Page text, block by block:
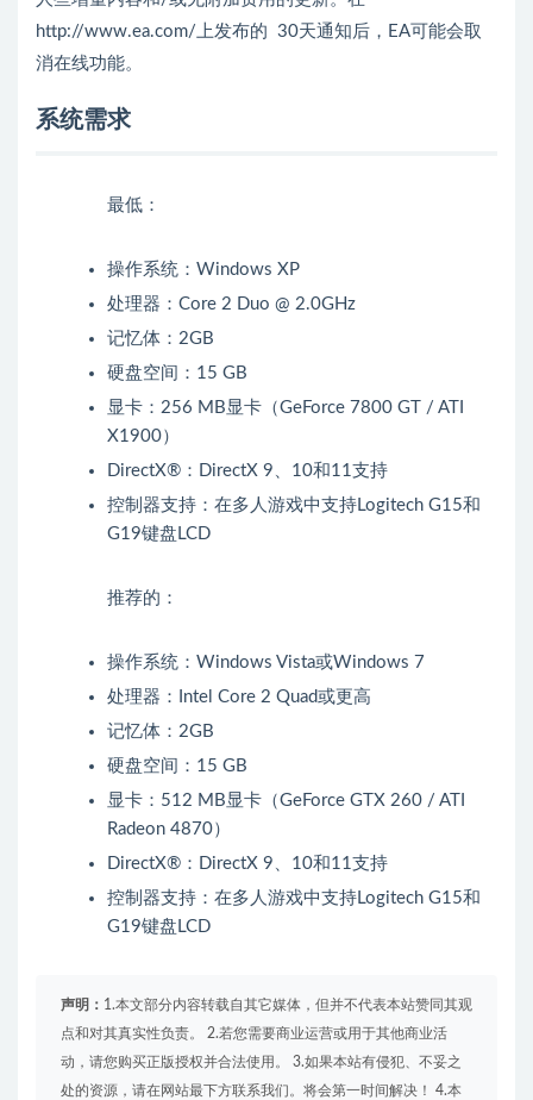
http://www.ea.com/上发布的 30天通知后，EA可能会取
消在线功能。
系统需求
最低：
操作系统：Windows XP
处理器：Core 2 Duo @ 2.0GHz
记忆体：2GB
硬盘空间：15 GB
显卡：256 MB显卡（GeForce 7800 GT / ATI
X1900）
DirectX®：DirectX 9、10和11支持
控制器支持：在多人游戏中支持Logitech G15和
G19键盘LCD
推荐的：
操作系统：Windows Vista或Windows 7
处理器：Intel Core 2 Quad或更高
记忆体：2GB
硬盘空间：15 GB
显卡：512 MB显卡（GeForce GTX 260 / ATI
Radeon 4870）
DirectX®：DirectX 9、10和11支持
控制器支持：在多人游戏中支持Logitech G15和
G19键盘LCD
声明： 1.本文部分内容转载自其它媒体，但并不代表本站赞同其观
点和对其真实性负责。 2.若您需要商业运营或用于其他商业活
动，请您购买正版授权并合法使用。 3.如果本站有侵犯、不妥之
处的资源，请在网站最下方联系我们。将会第一时间解决！ 4.本